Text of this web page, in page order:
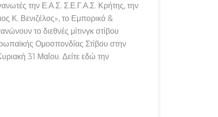
την Ε.Α.Σ. Σ.Ε.Γ.Α.Σ. Κρήτης, την
Κ. Βενιζέλος», το Εμπορικό &
το διεθνές μίτινγκ στίβου
Ομοσπονδίας Στίβου στην
31 Μαΐου. Δείτε εδώ την